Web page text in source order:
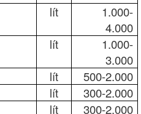
lít
1.000-
4.000
lít
1.000-
3.000
lít
500-2.000
lít
300-2.000
lít
300-2.000